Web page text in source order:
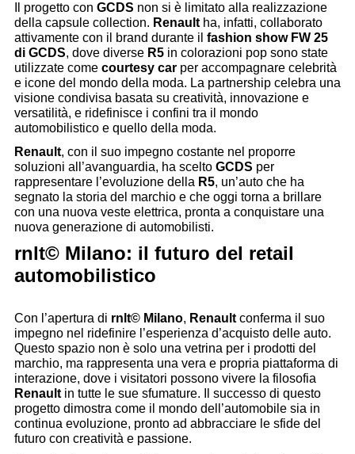
Il progetto con GCDS non si è limitato alla realizzazione
della capsule collection. Renault ha, infatti, collaborato
attivamente con il brand durante il fashion show FW 25
di GCDS, dove diverse R5 in colorazioni pop sono state
utilizzate come courtesy car per accompagnare celebrità
e icone del mondo della moda. La partnership celebra una
visione condivisa basata su creatività, innovazione e
versatilità, e ridefinisce i confini tra il mondo
automobilistico e quello della moda.
Renault, con il suo impegno costante nel proporre
soluzioni all’avanguardia, ha scelto GCDS per
rappresentare l’evoluzione della R5, un’auto che ha
segnato la storia del marchio e che oggi torna a brillare
con una nuova veste elettrica, pronta a conquistare una
nuova generazione di automobilisti.
rnlt© Milano: il futuro del retail
automobilistico
Con l’apertura di rnlt© Milano, Renault conferma il suo
impegno nel ridefinire l’esperienza d’acquisto delle auto.
Questo spazio non è solo una vetrina per i prodotti del
marchio, ma rappresenta una vera e propria piattaforma di
interazione, dove i visitatori possono vivere la filosofia
Renault in tutte le sue sfumature. Il successo di questo
progetto dimostra come il mondo dell’automobile sia in
continua evoluzione, pronto ad abbracciare le sfide del
futuro con creatività e passione.